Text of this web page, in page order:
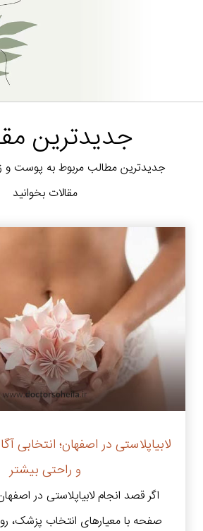
جدیدترین
جدیدترین مطالب مربوط به پوست و
مقالات بخوانید
لابیاپلاستی در اصفهان؛ انتخابی
و راحتی بیشتر
اگر قصد انجام لابیاپلاستی در
صفحه با معیارهای انتخاب پزشک،